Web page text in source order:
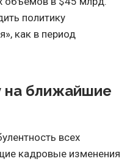
политику
как в период
на ближайшие
всех
кадровые изменения